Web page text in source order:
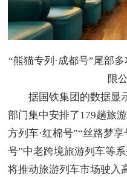
“熊猫专列·成都号”尾部
限
据国铁集团的数据显
部门集中安排了179趟旅
方列车·红棉号”“丝路梦
号”中老跨境旅游列车等
将推动旅游列车市场驶入